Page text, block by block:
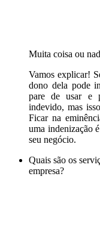
Muita coisa ou
Vamos explicar!
dono dela pode
pare de usar e
indevido, mas
Ficar na
uma indenização
seu negócio.
Quais são os
empresa?